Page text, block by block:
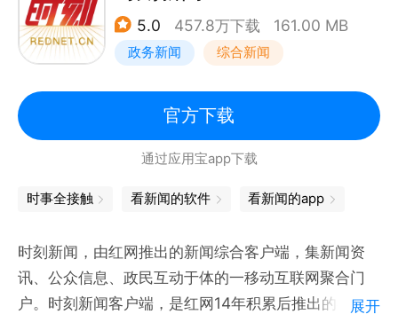
5.0 457.8万下载 161.00 MB
政务新闻 综合新闻
官方下载
通过应用宝app下载
时事全接触 看新闻的软件 看新闻的app
时刻新闻，由红网推出的新闻综合客户端，集新闻资
讯、公众信息、政民互动于体的一移动互联网聚合门
户。时刻新闻客户端，是红网14年积累后推出的在移展开